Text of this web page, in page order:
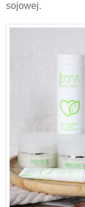
sojowej.